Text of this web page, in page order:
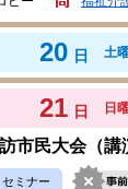
20 日 土
21 日 日
市民大会（
ミナー